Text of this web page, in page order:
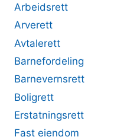
Arbeidsrett
Arverett
Avtalerett
Barnefordeling
Barnevernsrett
Boligrett
Erstatningsrett
Fast eiendom